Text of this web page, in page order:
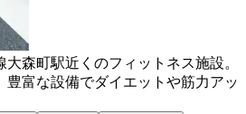
大森町駅近くのフィットネス施設。
豊富な設備でダイエットや筋力アッ